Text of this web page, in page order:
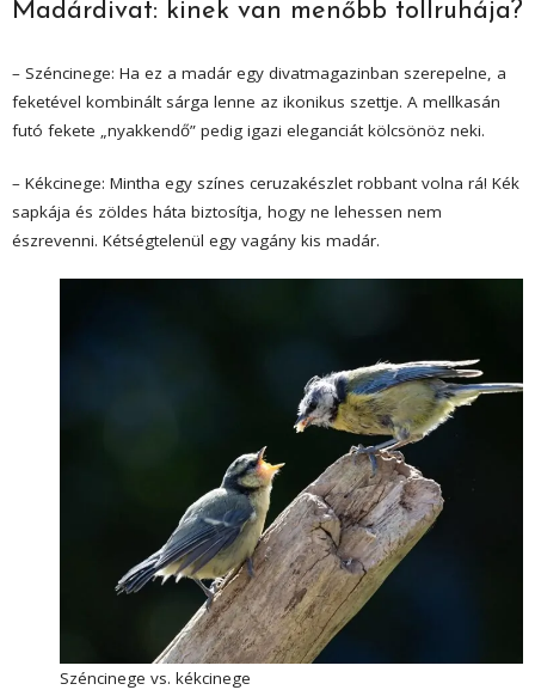
Madárdivat: kinek van menőbb tollruhája?
– Széncinege: Ha ez a madár egy divatmagazinban szerepelne, a
feketével kombinált sárga lenne az ikonikus szettje. A mellkasán
futó fekete „nyakkendő” pedig igazi eleganciát kölcsönöz neki.
– Kékcinege: Mintha egy színes ceruzakészlet robbant volna rá! Kék
sapkája és zöldes háta biztosítja, hogy ne lehessen nem
észrevenni. Kétségtelenül egy vagány kis madár.
Széncinege vs. kékcinege